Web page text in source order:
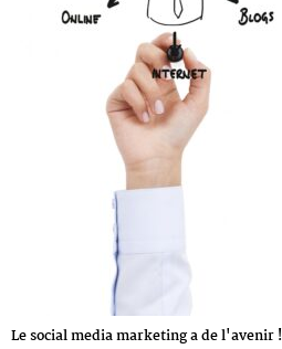
Le social media marketing a de l'avenir !